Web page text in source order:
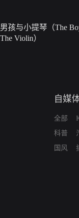
男孩与小提琴（The
The Violin）
自媒
全部
科普
国风